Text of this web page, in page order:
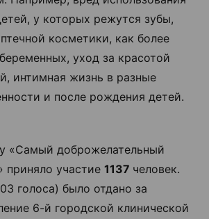
у которых режутся зубы,
косметики, как более
уход за красотой
интимная жизнь в разные
и после рождения детей.
«Самый доброжелательный
участие 1137 человек.
голоса) было отдано за
6-й городской клинической